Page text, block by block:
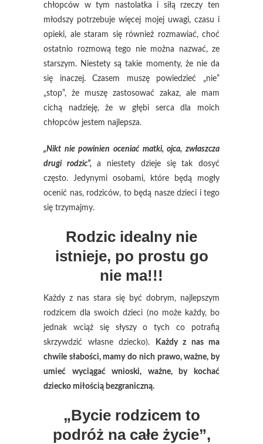
chłopców w tym nastolatka i siłą rzeczy ten
młodszy potrzebuje więcej mojej uwagi, czasu i
opieki, ale staram się również rozmawiać, choć
ostatnio rozmową tego nie można nazwać, ze
starszym. Niestety są takie momenty, że nie da
się inaczej. Czasem muszę powiedzieć „nie”
„stop”, że muszę zastosować zakaz, ale mam
cichą nadzieję, że w głębi serca dla moich
chłopców jestem najlepsza.
„Nikt nie powinien oceniać matki, ojca, zwłaszcza
drugi rodzic”,a niestety dzieje się tak dosyć
często. Jedynymi osobami, które będą mogły
ocenić nas, rodziców, to będą nasze dzieci i tego
się trzymajmy.
Rodzic idealny nie
istnieje, po prostu go
nie ma!!!
Każdy z nas stara się być dobrym, najlepszym
rodzicem dla swoich dzieci (no może każdy, bo
jednak wciąż się słyszy o tych co potrafią
skrzywdzić własne dziecko).
Każdy z nas ma
chwile słabości, mamy do nich prawo, ważne, by
umieć wyciągać wnioski, ważne, by kochać
dziecko miłością bezgraniczną.
„Bycie rodzicem to
podróż na całe życie”,